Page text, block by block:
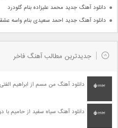
دانلود آهنگ جدید محمد علیزاده بنام گلودرد
دانلود آهنگ جدید احمد سعیدی بنام واسه
جدیدترین مطالب آهنگ فاخر
دانلود آهنگ من مسم از ابراهیم
دانلود آهنگ سیاه سفید از حامیم با